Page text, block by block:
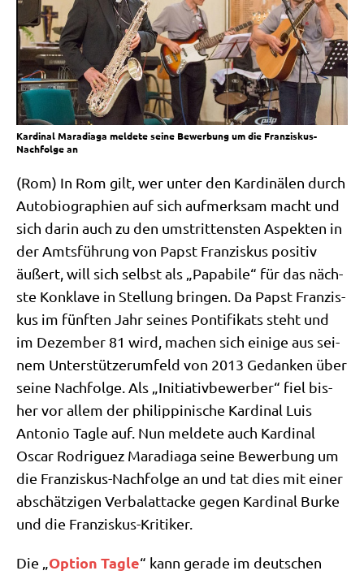
Kardinal Maradiaga meldete seine Bewerbung um die Franziskus-
Nachfolge an
(Rom) In Rom gilt, wer unter den Kar­di­nä­len durch
Auto­bio­gra­phien auf sich auf­merk­sam macht und
sich dar­in auch zu den umstrit­ten­sten Aspek­ten in
der Amts­füh­rung von Papst Fran­zis­kus posi­tiv
äußert, will sich selbst als „Papa­bi­le“ für das näch­
ste Kon­kla­ve in Stel­lung brin­gen. Da Papst Fran­zis­
kus im fünf­ten Jahr sei­nes Pon­ti­fi­kats steht und
im Dezem­ber 81 wird, machen sich eini­ge aus sei­
nem Unter­stüt­zer­um­feld von 2013 Gedan­ken über
sei­ne Nach­fol­ge. Als „Initia­tiv­be­wer­ber“ fiel bis­
her vor allem der phil­ip­pi­ni­sche Kar­di­nal Luis
Anto­nio Tag­le auf. Nun mel­de­te auch Kar­di­nal
Oscar Rodri­guez Mara­dia­ga sei­ne Bewer­bung um
die Fran­zis­kus-Nach­fol­ge an und tat dies mit einer
abschät­zi­gen Ver­bal­at­tacke gegen Kar­di­nal Bur­ke
und die Franziskus-Kritiker.
Die „ Opti­on Tag­le“ kann gera­de im deut­schen